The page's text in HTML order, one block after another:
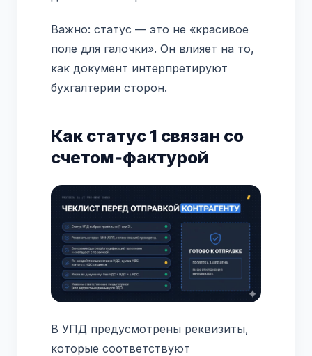
Важно: статус — это не «красивое
поле для галочки». Он влияет на то,
как документ интерпретируют
бухгалтерии сторон.
Как статус 1 связан со
счетом‑фактурой
В УПД предусмотрены реквизиты,
которые соответствуют